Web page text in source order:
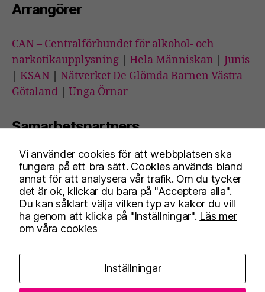
Arrangörer
CAN – Centralförbundet för alkohol- och
narkotikaupplysning
Hela Människan
Junis
KSAN
Nätverket De Glömda Barnen Västra
Götaland
Unga Örnar
Samarbetspartners
Blå Bandet|Nykterhetsrörelsens
bildningsverksamhet| Riksförbundet SIMON|
Frisksportrörelsen| Stiftelsen Trygga barnen
Kontakt Anpassa cookies
Vi använder cookies för att webbplatsen ska
fungera på ett bra sätt. Cookies används bland
annat för att analysera vår trafik. Om du tycker
det är ok, klickar du bara på "Acceptera alla".
Du kan såklart välja vilken typ av kakor du vill
ha genom att klicka på "Inställningar". Läs mer
om våra cookies
Inställningar